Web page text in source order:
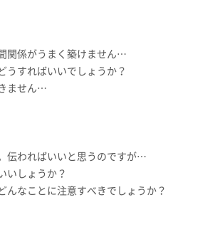
係がうまく築けません…
すればいいでしょうか？
ません…
わればいいと思うのですが…
しょうか？
ことに注意すべきでしょうか？